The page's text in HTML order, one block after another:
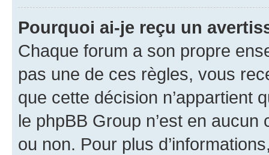
Pourquoi ai-je reçu un
Chaque forum a son propre
pas une de ces règles, vous
que cette décision n’appartient
le phpBB Group n’est en
ou non. Pour plus